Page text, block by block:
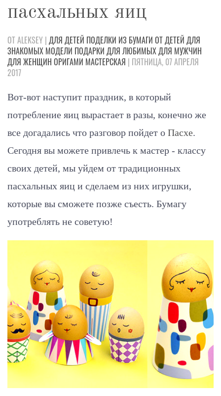
пасхальных яиц
ОТ ALEKSEY | ДЛЯ ДЕТЕЙ ПОДЕЛКИ ИЗ БУМАГИ ОТ ДЕТЕЙ ДЛЯ
ЗНАКОМЫХ МОДЕЛИ ПОДАРКИ ДЛЯ ЛЮБИМЫХДЛЯ МУЖЧИН
ДЛЯ ЖЕНЩИН ОРИГАМИ МАСТЕРСКАЯ | ПЯТНИЦА, 07 АПРЕЛЯ
2017
Вот-вот наступит праздник, в который
потребление яиц вырастает в разы, конечно же
все догадались что разговор пойдет о Пасхе.
Сегодня вы можете привлечь к мастер - классу
своих детей, мы уйдем от традиционных
пасхальных яиц и сделаем из них игрушки,
которые вы сможете позже съесть. Бумагу
употреблять не советую!